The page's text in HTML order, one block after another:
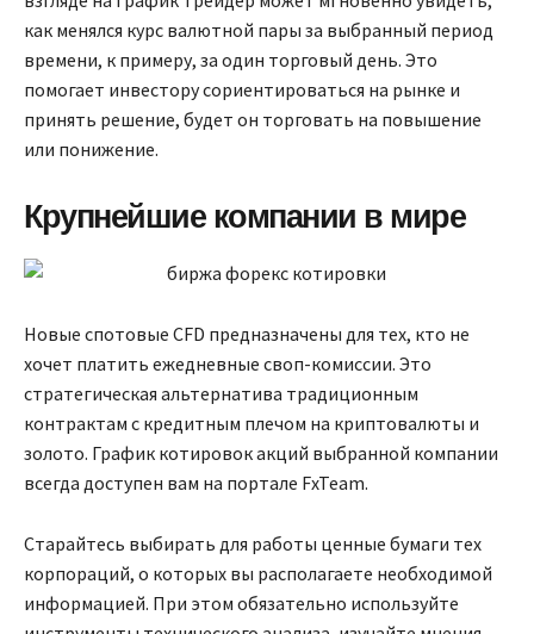
как менялся курс валютной пары за выбранный период
времени, к примеру, за один торговый день. Это
помогает инвестору сориентироваться на рынке и
принять решение, будет он торговать на повышение
или понижение.
Крупнейшие компании в мире
Новые спотовые CFD предназначены для тех, кто не
хочет платить ежедневные своп-комиссии. Это
стратегическая альтернатива традиционным
контрактам с кредитным плечом на криптовалюты и
золото. График котировок акций выбранной компании
всегда доступен вам на портале FxTeam.
Старайтесь выбирать для работы ценные бумаги тех
корпораций, о которых вы располагаете необходимой
информацией. При этом обязательно используйте